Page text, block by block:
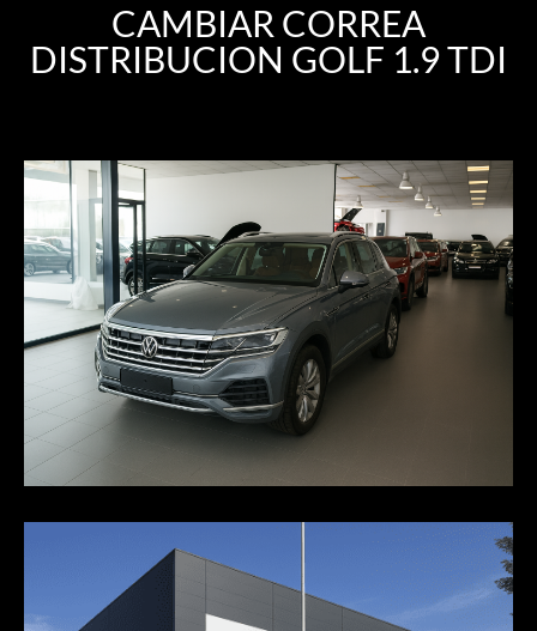
CAMBIAR CORREA
DISTRIBUCION GOLF 1.9 TDI